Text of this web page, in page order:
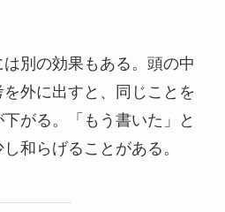
別の効果もある。頭の中
外に出すと、同じことを
がる。「もう書いた」と
和らげることがある。